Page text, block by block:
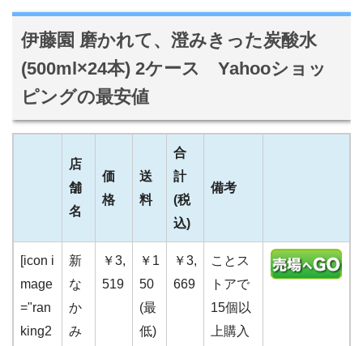
伊藤園 磨かれて、澄みきった炭酸水
(500ml×24本) 2ケース Yahooショッ
ピングの最安値
店
舗
名
価
格
送
料
合
計
(税
込)
備考
[icon i
mage
="ran
king2
新
な
か
み
￥3,
519
￥1
50
(最
低)
￥3,
669
ことス
トアで
15個以
上購入